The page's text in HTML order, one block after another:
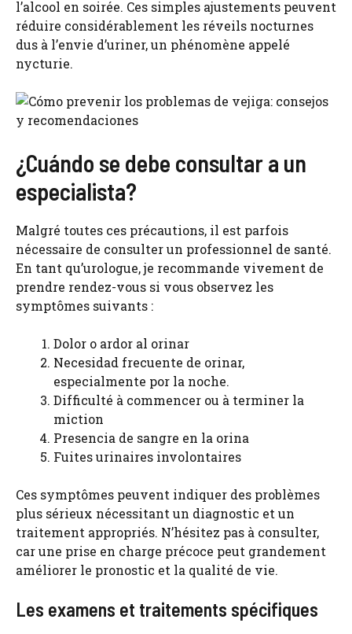
l’alcool en soirée. Ces simples ajustements peuvent
réduire considérablement les réveils nocturnes
dus à l’envie d’uriner, un phénomène appelé
nycturie.
¿Cuándo se debe consultar a un
especialista?
Malgré toutes ces précautions, il est parfois
nécessaire de consulter un professionnel de santé.
En tant qu’urologue, je recommande vivement de
prendre rendez-vous si vous observez les
symptômes suivants :
Dolor o ardor al orinar
Necesidad frecuente de orinar,
especialmente por la noche.
Difficulté à commencer ou à terminer la
miction
Presencia de sangre en la orina
Fuites urinaires involontaires
Ces symptômes peuvent indiquer des problèmes
plus sérieux nécessitant un diagnostic et un
traitement appropriés. N’hésitez pas à consulter,
car une prise en charge précoce peut grandement
améliorer le pronostic et la qualité de vie.
Les examens et traitements spécifiques